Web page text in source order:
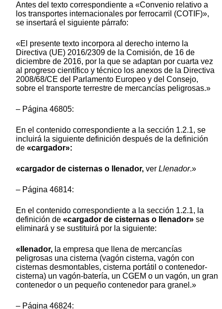
Antes del texto correspondiente a «Convenio relativo a
los transportes internacionales por ferrocarril (COTIF)»,
se insertará el siguiente párrafo:
«El presente texto incorpora al derecho interno la
Directiva (UE) 2016/2309 de la Comisión, de 16 de
diciembre de 2016, por la que se adaptan por cuarta vez
al progreso científico y técnico los anexos de la Directiva
2008/68/CE del Parlamento Europeo y del Consejo,
sobre el transporte terrestre de mercancías peligrosas.»
– Página 46805:
En el contenido correspondiente a la sección 1.2.1, se
incluirá la siguiente definición después de la definición
de «cargador»:
«cargador de cisternas o llenador, ver Llenador.»
– Página 46814:
En el contenido correspondiente a la sección 1.2.1, la
definición de «cargador de cisternas o llenador» se
eliminará y se sustituirá por la siguiente:
«llenador, la empresa que llena de mercancías
peligrosas una cisterna (vagón cisterna, vagón con
cisternas desmontables, cisterna portátil o contenedor-
cisterna) un vagón-batería, un CGEM o un vagón, un gran
contenedor o un pequeño contenedor para granel.»
– Página 46824: